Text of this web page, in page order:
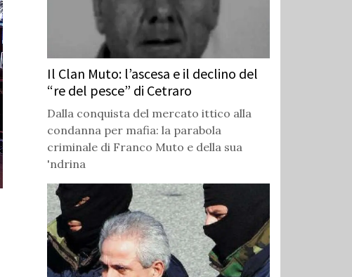
Il Clan Muto: l’ascesa e il declino del
“re del pesce” di Cetraro
Dalla conquista del mercato ittico alla
condanna per mafia: la parabola
criminale di Franco Muto e della sua
'ndrina